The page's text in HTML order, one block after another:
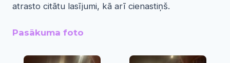
atrasto citātu lasījumi, kā arī cienastiņš.
Pasākuma foto